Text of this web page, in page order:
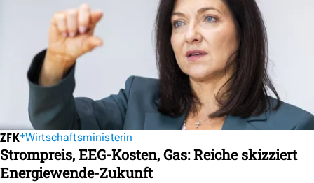
Wirtschaftsministerin
Strompreis, EEG-Kosten, Gas: Reiche skizziert
Energiewende-Zukunft